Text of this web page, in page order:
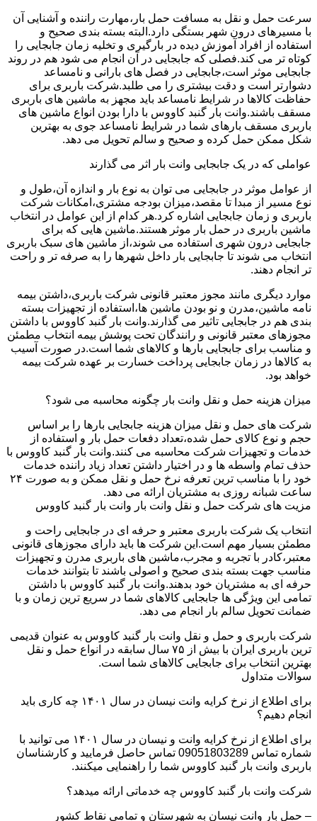
سرعت حمل و نقل به مسافت حمل بار،مهارت راننده و آشنایی آن
با مسیرهای درون شهر بستگی دارد.البته بسته بندی صحیح و
استفاده از افراد آموزش دیده در بارگیری و تخلیه زمان جابجایی را
کوتاه تر می کند.فصلی که جابجایی در آن انجام می شود هم در روند
جابجایی موثر است،جابجایی در فصل های بارانی و نامساعد
دشوارتر است و دقت بیشتری را می طلبد.شرکت باربری برای
حفاظت کالاها در شرایط نامساعد باید مجهز به ماشین های باربری
مسقف باشند.وانت بار گنبد کاووس با دارا بودن انواع ماشین های
باربری مسقف بارهای شما در شرایط نامساعد جوی به بهترین
شکل ممکن حمل کرده و صحیح و سالم تحویل می دهد.
عواملی که در یک جابجایی وانت بار اثر می گذارند
از عوامل موثر در جابجایی می توان به نوع بار و اندازه آن،طول و
نوع مسیر از مبدا تا مقصد،میزان بودجه مشتری،امکانات شرکت
باربری و زمان جابجایی اشاره کرد.هر کدام از این عوامل در انتخاب
ماشین باربری در حمل بار موثر هستند.ماشین هایی که برای
جابجایی درون شهری استفاده می شوند،از ماشین های سبک باربری
انتخاب می شوند تا جابجایی بار داخل شهرها را به صرفه تر و راحت
تر انجام دهند.
موارد دیگری مانند مجوز معتبر قانونی شرکت باربری،داشتن بیمه
نامه ماشین،مدرن و نو بودن ماشین ها،استفاده از تجهیزات بسته
بندی هم در جابجایی تاثیر می گذارند.وانت بار گنبد کاووس با داشتن
مجوزهای معتبر قانونی و رانندگان تحت پوشش بیمه انتخاب مطمئن
و مناسب برای جابجایی بارها و کالاهای شما است.در صورت آسیب
به کالاها در زمان جابجایی پرداخت خسارت بر عهده شرکت بیمه
خواهد بود.
میزان هزینه حمل و نقل وانت بار چگونه محاسبه می شود؟
شرکت های حمل و نقل میزان هزینه جابجایی بارها را بر اساس
حجم و نوع کالای حمل شده،تعداد دفعات حمل بار و استفاده از
خدمات و تجهیزات شرکت محاسبه می کنند.وانت بار گنبد کاووس با
حذف تمام واسطه ها و در اختیار داشتن تعداد زیاد راننده خدمات
خود را با مناسب ترین تعرفه نرخ حمل و نقل ممکن و به صورت ۲۴
ساعت شبانه روزی به مشتریان ارائه می دهد.
مزیت های شرکت حمل و نقل وانت بار وانت بار گنبد کاووس
انتخاب یک شرکت باربری معتبر و حرفه ای در جابجایی راحت و
مطمئن بسیار مهم است.این شرکت ها باید دارای مجوزهای قانونی
معتبر،کادر با تجربه و مجرب،ماشین های باربری مدرن و تجهیزات
مناسب جهت بسته بندی صحیح و اصولی باشند تا بتوانند خدمات
حرفه ای به مشتریان خود بدهند.وانت بار گنبد کاووس با داشتن
تمامی این ویژگی ها جابجایی کالاهای شما در سریع ترین زمان و با
ضمانت تحویل سالم بار انجام می دهد.
شرکت باربری و حمل و نقل وانت بار گنبد کاووس به عنوان قدیمی
ترین باربری ایران با بیش از ۷۵ سال سابقه در انواع حمل و نقل
بهترین انتخاب برای جابجایی کالاهای شما است.
سوالات متداول
برای اطلاع از نرخ کرایه وانت نیسان در سال ۱۴۰۱ چه کاری باید
انجام دهیم؟
برای اطلاع از نرخ کرایه وانت و نیسان در سال ۱۴۰۱ می توانید با
شماره تماس 09051803289 تماس حاصل فرمایید و کارشناسان
باربری وانت بار گنبد کاووس شما را راهنمایی میکنند.
شرکت وانت بار گنبد کاووس چه خدماتی ارائه میدهد؟
– حمل بار وانت نیسان به شهرستان و تمامی نقاط کشور